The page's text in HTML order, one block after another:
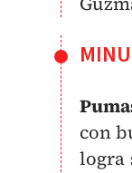
con
logra